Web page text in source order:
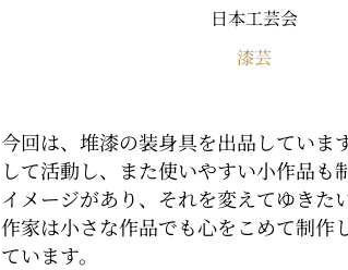
日本工芸会
漆芸
今回は、堆漆の装身具を出品していま
して活動し、また使いやすい小作品
イメージがあり、それを変えてゆきた
作家は小さな作品でも心をこめて制作
ています。